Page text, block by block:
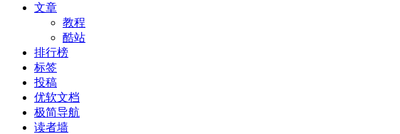
文章
教程
酷站
排行榜
标签
投稿
优软文档
极简导航
读者墙